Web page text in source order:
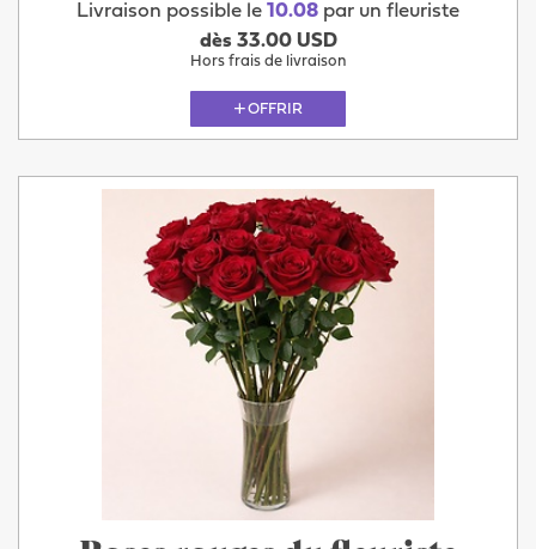
Livraison possible le 10.08 par un fleuriste
dès 33.00 USD
Hors frais de livraison
OFFRIR